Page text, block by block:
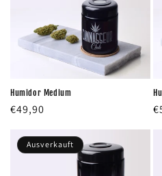
:
Humidor Medium
Normaler
€49,90
Ausverkauft